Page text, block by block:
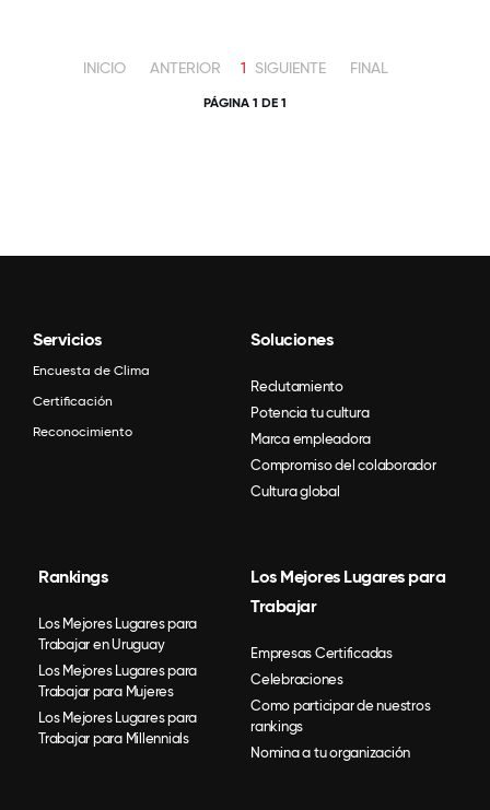
INICIO ANTERIOR 1 SIGUIENTE FINAL
PÁGINA 1 DE 1
Servicios
Encuesta de Clima
Certificación
Reconocimiento
Soluciones
Reclutamiento
Potencia tu cultura
Marca empleadora
Compromiso del colaborador
Cultura global
Rankings
Los Mejores Lugares para
Trabajar en Uruguay
Los Mejores Lugares para
Trabajar para Mujeres
Los Mejores Lugares para
Trabajar para Millennials
Los Mejores Lugares para
Trabajar
Empresas Certificadas
Celebraciones
Como participar de nuestros
rankings
Nomina a tu organización